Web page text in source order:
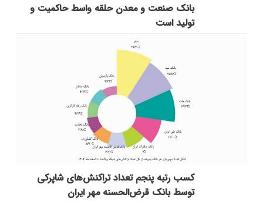
بانك صنعت و معدن حلقه واسط حاكمیت و
تولید است
کسب رتبه پنجم تعداد تراکنش‌های شاپرکی
توسط بانک قرض‌الحسنه مهر ایران